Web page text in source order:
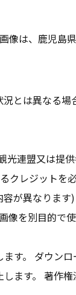
像は、鹿児島
とは異なる場
連盟又は提供
クレジットを
が異なります)
を別目的で
す。 ダウン
ます。 著作